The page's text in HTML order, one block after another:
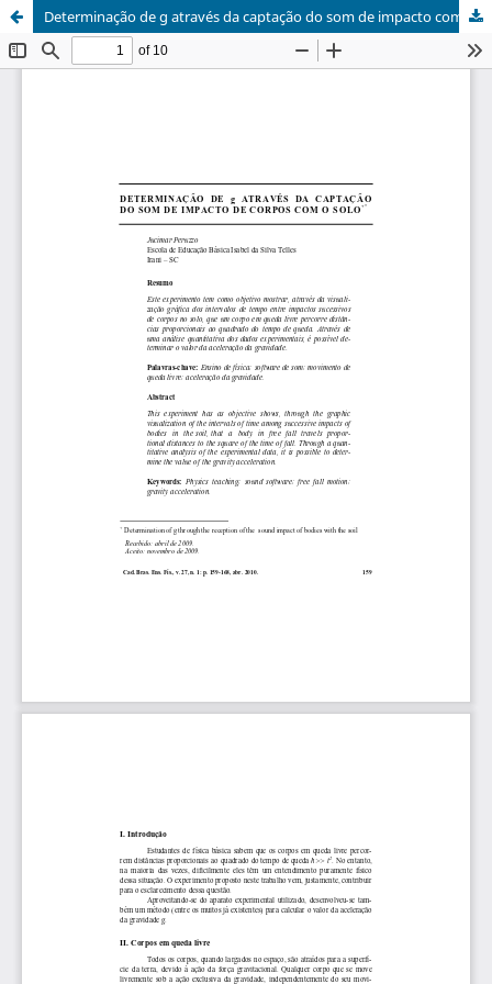
Determinação de g através da captação do som de impacto com o solo